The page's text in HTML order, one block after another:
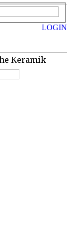
Keramik
LOGIN